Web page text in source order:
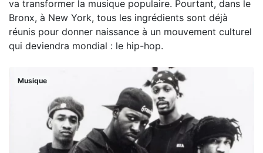
va transformer la musique populaire. Pourtant, dans le
Bronx, à New York, tous les ingrédients sont déjà
réunis pour donner naissance à un mouvement culturel
qui deviendra mondial : le hip-hop.
Musique